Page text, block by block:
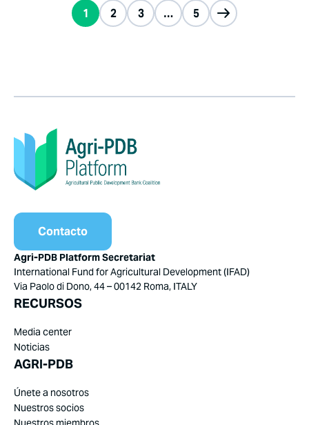
1 2 3 … 5
Contacto
Agri-PDB Platform Secretariat
International Fund for Agricultural Development (IFAD)
Via Paolo di Dono, 44 – 00142 Roma, ITALY
RECURSOS
Media center
Noticias
AGRI-PDB
Únete a nosotros
Nuestros socios